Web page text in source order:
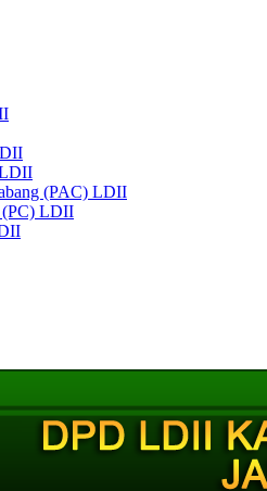
(PAC) LDII
(PC) LDII